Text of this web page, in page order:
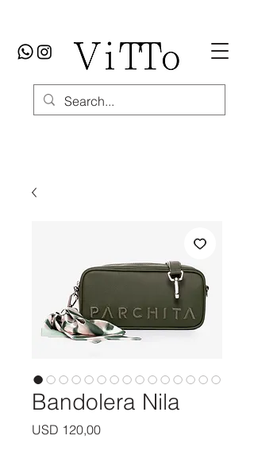
Bandolera Nila
USD 120,00Precio